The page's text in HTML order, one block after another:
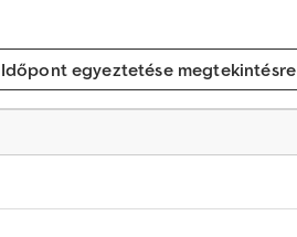
Időpont egyeztetése megtekintésre